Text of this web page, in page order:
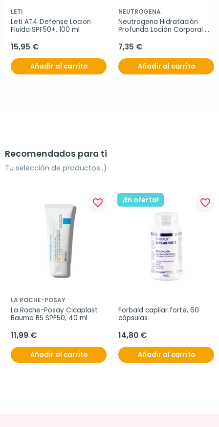
LETI
Leti AT4 Defense Locion
Fluida SPF50+, 100 ml
15,95 €
Añadir al carrito
NEUTROGENA
Neutrogena Hidratación
Profunda Loción Corporal
7,35 €
Añadir al carrito
Recomendados para ti
Tu selección de productos ;)
favorite_border
LA ROCHE-POSAY
La Roche-Posay Cicaplast
Baume B5 SPF50, 40 ml
11,99 €
Añadir al carrito
¡En oferta! favorite_border
Forbald capilar forte, 60
cápsulas
14,80 €
Añadir al carrito